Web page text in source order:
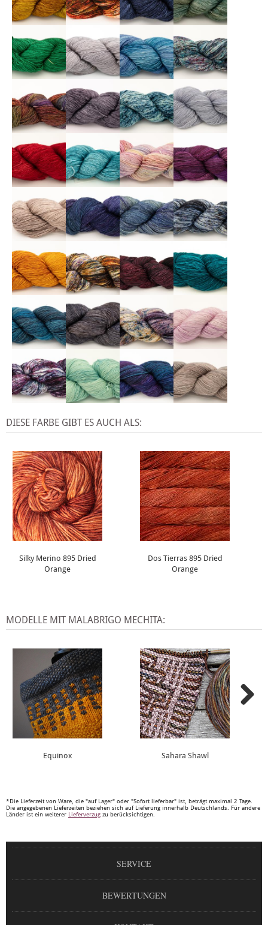
DIESE FARBE GIBT ES AUCH ALS:
Silky Merino 895 Dried
Orange
Dos Tierras 895 Dried
Orange
MODELLE MIT MALABRIGO MECHITA:
Equinox Sahara Shawl
*Die Lieferzeit von Ware, die "auf Lager" oder "Sofort lieferbar" ist, beträgt maximal 2 Tage.
Die angegebenen Lieferzeiten beziehen sich auf Lieferung innerhalb Deutschlands. Für andere
Länder ist ein weiterer Lieferverzug zu berücksichtigen.
SERVICE
BEWERTUNGEN